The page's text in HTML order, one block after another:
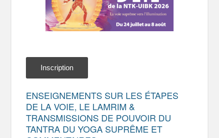
Inscription
ENSEIGNEMENTS SUR LES ÉTAPES
DE LA VOIE, LE LAMRIM &
TRANSMISSIONS DE POUVOIR DU
TANTRA DU YOGA SUPRÊME ET